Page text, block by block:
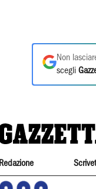
Non
scegli
Redazione